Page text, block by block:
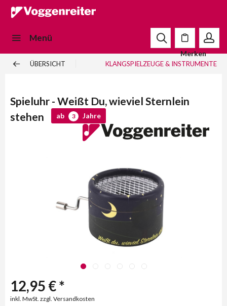
Menü
Merken
ÜBERSICHT KLANGSPIELZEUGE & INSTRUMENTE
Spieluhr - Weißt Du, wieviel Sternlein
stehen
ab 3 Jahre
12,95 € *
inkl. MwSt. zzgl. Versandkosten